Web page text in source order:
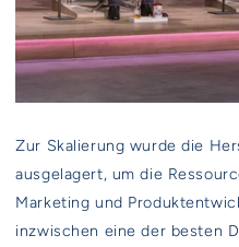
Zur Skalierung wurde die
ausgelagert, um die
Marketing und
inzwischen eine der besten